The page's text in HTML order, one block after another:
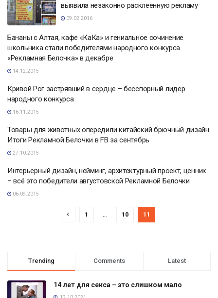
выявила незаконно расклеенную рекламу
09.02.2016
Бананы с Алтая, кафе «КаКа» и гениальное сочинение
школьника стали победителями народного конкурса
«Рекламная Белочка» в декабре
14.12.2015
Кривой Рог застрявший в сердце – бесспорный лидер
народного конкурса
16.11.2015
Товары для животных опередили китайский брючный дизайн.
Итоги Рекламной Белочки в FB за сентябрь
27.10.2015
Интерьерный дизайн, нейминг, архитектурный проект, ценник
– всё это победители августовской Рекламной Белочки
06.09.2015
1 10 11
Trending Comments Latest
14 лет для секса – это слишком мало